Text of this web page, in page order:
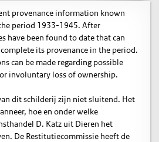
provenance information known
period 1933-1945. After
have been found to date that can
its provenance in the period.
can be made regarding possible
involuntary loss of ownership.
dit schilderij zijn niet sluitend. Het
hoe en onder welke
D. Katz uit Dieren het
De Restitutiecommissie heeft de